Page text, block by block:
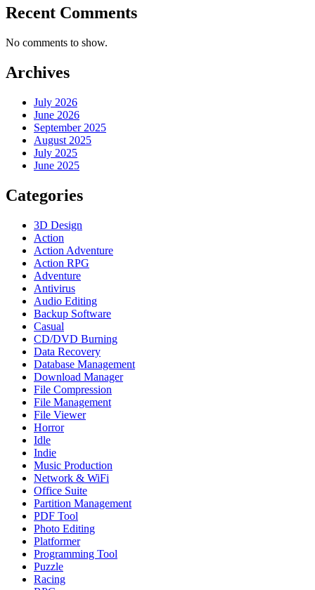
Recent Comments
No comments to show.
Archives
July 2026
June 2026
September 2025
August 2025
July 2025
June 2025
Categories
3D Design
Action
Action Adventure
Action RPG
Adventure
Antivirus
Audio Editing
Backup Software
Casual
CD/DVD Burning
Data Recovery
Database Management
Download Manager
File Compression
File Management
File Viewer
Horror
Idle
Indie
Music Production
Network & WiFi
Office Suite
Partition Management
PDF Tool
Photo Editing
Platformer
Programming Tool
Puzzle
Racing